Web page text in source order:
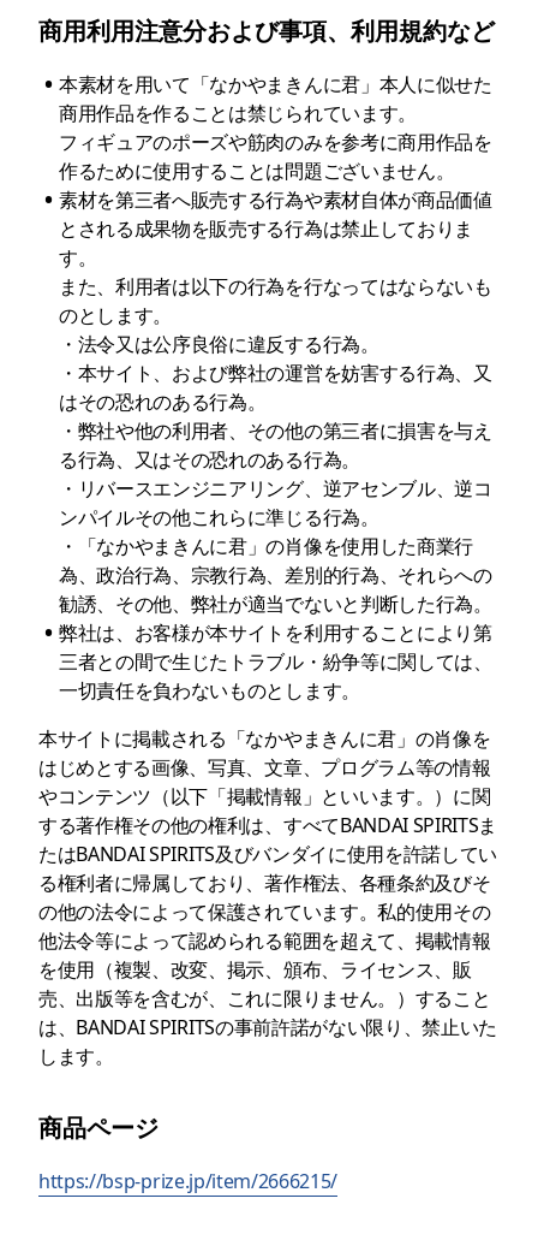
商用利用注意分および事項、利用規約など
• 本素材を用いて「なかやまきんに君」本人に似せた
商用作品を作ることは禁じられています。
フィギュアのポーズや筋肉のみを参考に商用作品を
作るために使用することは問題ございません。
• 素材を第三者へ販売する行為や素材自体が商品価値
とされる成果物を販売する行為は禁止しておりま
す。
また、利用者は以下の行為を行なってはならないも
のとします。
・法令又は公序良俗に違反する行為。
・本サイト、および弊社の運営を妨害する行為、又
はその恐れのある行為。
・弊社や他の利用者、その他の第三者に損害を与え
る行為、又はその恐れのある行為。
・リバースエンジニアリング、逆アセンブル、逆コ
ンパイルその他これらに準じる行為。
・「なかやまきんに君」の肖像を使用した商業行
為、政治行為、宗教行為、差別的行為、それらへの
勧誘、その他、弊社が適当でないと判断した行為。
• 弊社は、お客様が本サイトを利用することにより第
三者との間で生じたトラブル・紛争等に関しては、
一切責任を負わないものとします。
本サイトに掲載される「なかやまきんに君」の肖像を
はじめとする画像、写真、文章、プログラム等の情報
やコンテンツ（以下「掲載情報」といいます。）に関
する著作権その他の権利は、すべてBANDAI SPIRITSま
たはBANDAI SPIRITS及びバンダイに使用を許諾してい
る権利者に帰属しており、著作権法、各種条約及びそ
の他の法令によって保護されています。私的使用その
他法令等によって認められる範囲を超えて、掲載情報
を使用（複製、改変、掲示、頒布、ライセンス、販
売、出版等を含むが、これに限りません。）すること
は、BANDAI SPIRITSの事前許諾がない限り、禁止いた
します。
商品ページ
https://bsp-prize.jp/item/2666215/